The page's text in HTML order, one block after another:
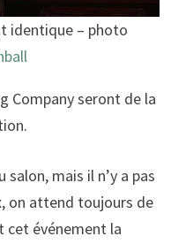
identique – photo
Company seront de la
salon, mais il n’y a pas
on attend toujours de
cet événement la